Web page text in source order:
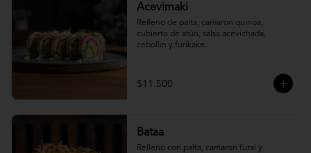
Acevimaki
Relleno de palta, camaron quinoa,
cubierto de atún, salsa acevichada,
cebollin y furikake.
$11.500
Bataa
Relleno con palta, camaron furai y